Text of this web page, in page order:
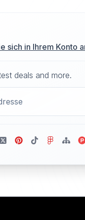
sich in Ihrem Konto
deals and more.